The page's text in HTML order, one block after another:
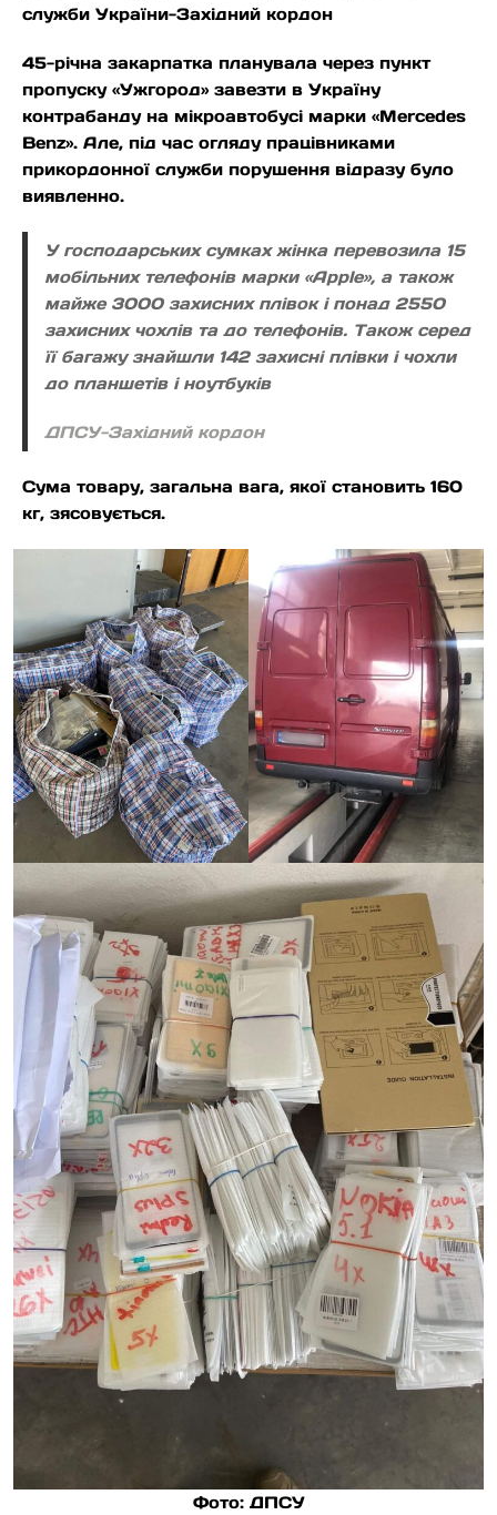
служби України-Західний кордон
45-річна закарпатка планувала через пункт
пропуску «Ужгород» завезти в Україну
контрабанду на мікроавтобусі марки «Mercedes
Benz». Але, під час огляду працівниками
прикордонної служби порушення відразу було
виявленно.
У господарських сумках жінка перевозила 15
мобільних телефонів марки «Apple», а також
майже 3000 захисних плівок і понад 2550
захисних чохлів та до телефонів. Також серед
її багажу знайшли 142 захисні плівки і чохли
до планшетів і ноутбуків
ДПСУ-Західний кордон
Сума товару, загальна вага, якої становить 160
кг, зясовується.
Фото: ДПСУ